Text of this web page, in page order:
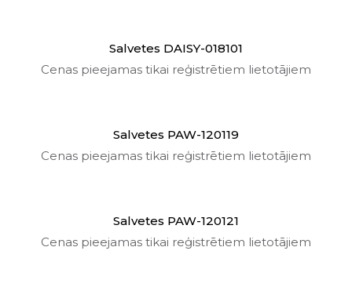
Salvetes DAISY-018101
Cenas pieejamas tikai reģistrētiem lietotājiem
Salvetes PAW-120119
Cenas pieejamas tikai reģistrētiem lietotājiem
Salvetes PAW-120121
Cenas pieejamas tikai reģistrētiem lietotājiem